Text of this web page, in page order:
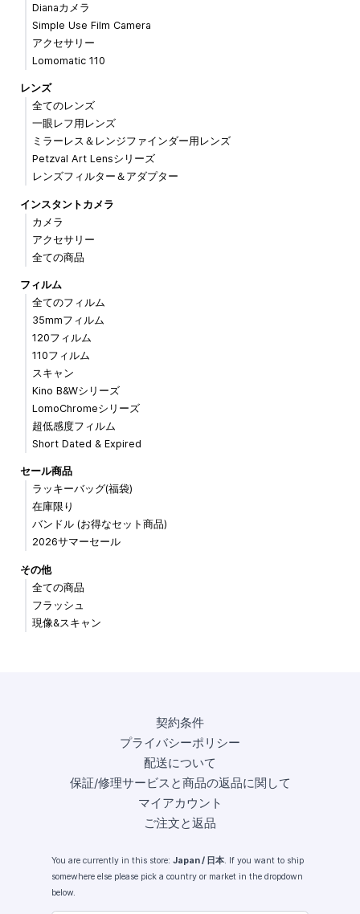
Dianaカメラ
Simple Use Film Camera
アクセサリー
Lomomatic 110
レンズ
全てのレンズ
一眼レフ用レンズ
ミラーレス＆レンジファインダー用レンズ
Petzval Art Lensシリーズ
レンズフィルター＆アダプター
インスタントカメラ
カメラ
アクセサリー
全ての商品
フィルム
全てのフィルム
35mmフィルム
120フィルム
110フィルム
スキャン
Kino B&Wシリーズ
LomoChromeシリーズ
超低感度フィルム
Short Dated & Expired
セール商品
ラッキーバッグ(福袋)
在庫限り
バンドル (お得なセット商品)
2026サマーセール
その他
全ての商品
フラッシュ
現像&スキャン
契約条件
プライバシーポリシー
配送について
保証/修理サービスと商品の返品に関して
マイアカウント
ご注文と返品
You are currently in this store: Japan / 日本. If you want to ship
somewhere else please pick a country or market in the dropdown
below.